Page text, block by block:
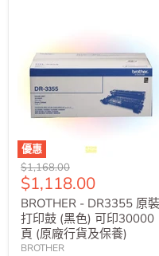
優惠
原
價
$1,168.00
售
價
$1,118.00
BROTHER - DR3355 原裝
打印鼓 (黑色) 可印30000
頁 (原廠行貨及保養)
BROTHER